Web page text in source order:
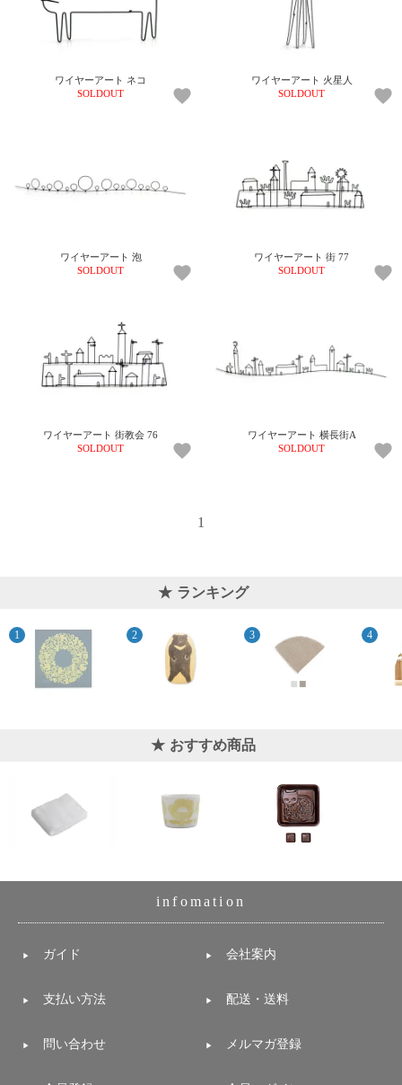
ワイヤーアート ネコ
SOLDOUT
ワイヤーアート 火星人
SOLDOUT
ワイヤーアート 泡
SOLDOUT
ワイヤーアート 街 77
SOLDOUT
ワイヤーアート 街教会 76
SOLDOUT
ワイヤーアート 横長街A
SOLDOUT
1
ランキング
おすすめ商品
infomation
ガイド 会社案内
支払い方法 配送・送料
問い合わせ メルマガ登録